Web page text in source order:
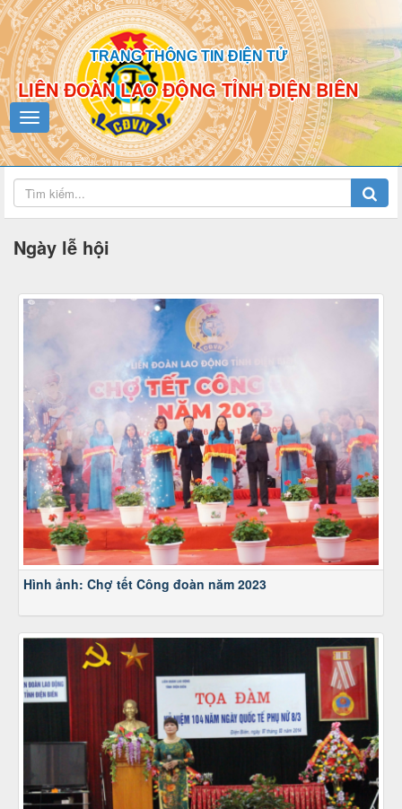
TRANG THÔNG TIN ĐIỆN TỬ
LIÊN ĐOÀN LAO ĐỘNG TỈNH ĐIỆN BIÊN
Ngày lễ hội
Hình ảnh: Chợ tết Công đoàn năm 2023